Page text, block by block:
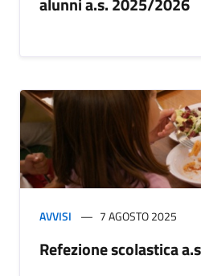
AVVISI 7 AGOSTO 2025
Refezione scolastica